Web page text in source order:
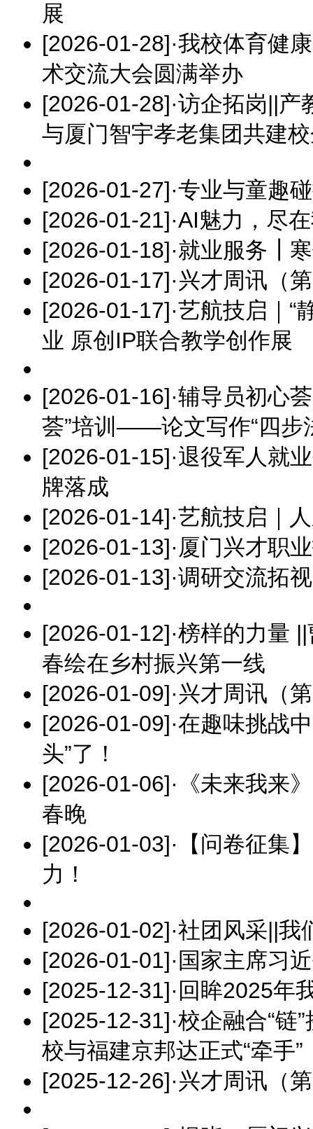
展
[2026-01-28]·我校体育健
术交流大会圆满举办
[2026-01-28]·访企拓岗||产
与厦门智宇孝老集团共建
[2026-01-27]·专业与童趣
[2026-01-21]·AI魅力，尽
[2026-01-18]·就业服务┃
[2026-01-17]·兴才周讯（
[2026-01-17]·艺航技启｜“
业 原创IP联合教学创作展
[2026-01-16]·辅导员初心
荟”培训——论文写作“四步
[2026-01-15]·退役军人就
牌落成
[2026-01-14]·艺航技启｜
[2026-01-13]· 厦门兴才职
[2026-01-13]·调研交流拓
[2026-01-12]·榜样的力量
春绘在乡村振兴第一线
[2026-01-09]·兴才周讯（
[2026-01-09]·在趣味挑战
头”了！
[2026-01-06]·
《未来我来
春晚
[2026-01-03]·
【问卷征集
力！
[2026-01-02]·社团风采||我
[2026-01-01]· 国家主席习
[2025-12-31]· 回眸2025年
[2025-12-31]·校企融合“链
校与福建京邦达正式“牵手”
[2025-12-26]·兴才周讯（